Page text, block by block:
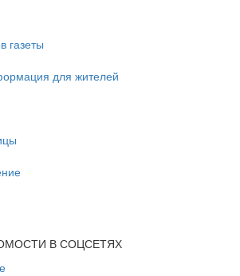
газеты
для жителей
В СОЦСЕТЯХ